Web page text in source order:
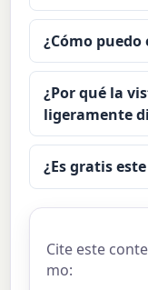
¿Cómo
¿Por qué la
ligeramente
¿Es gratis
Cite este
mo: